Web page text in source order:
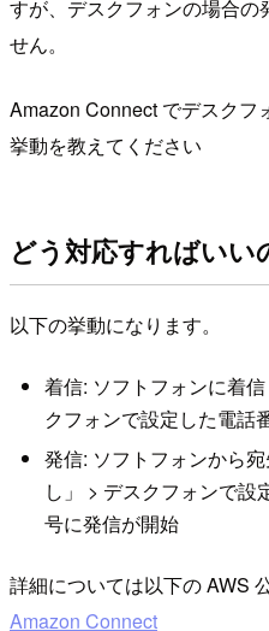
すが、デスクフォンの場合の
せん。
Amazon Connect でデスクフ
挙動を教えてください
どう対応すればいい
以下の挙動になります。
着信: ソフトフォンに着
クフォンで設定した電話
発信: ソフトフォンから
し」 > デスクフォンで設
号に発信が開始
詳細については以下の AWS
Amazon Connect